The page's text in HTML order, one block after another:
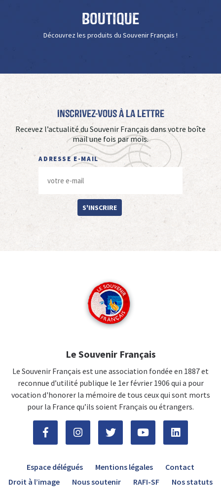
Boutique
Découvrez les produits du Souvenir Français !
Inscrivez-vous à La Lettre
Recevez l’actualité du Souvenir Français dans votre boîte
mail une fois par mois.
ADRESSE E-MAIL
S'INSCRIRE
Le Souvenir Français
Le Souvenir Français est une association fondée en 1887 et
reconnue d’utilité publique le 1er février 1906 qui a pour
vocation d'honorer la mémoire de tous ceux qui sont morts
pour la France qu’ils soient Français ou étrangers.
Espace délégués Mentions légales
Contact
Droit à l’image
Nous soutenir RAFI-SF Nos statuts